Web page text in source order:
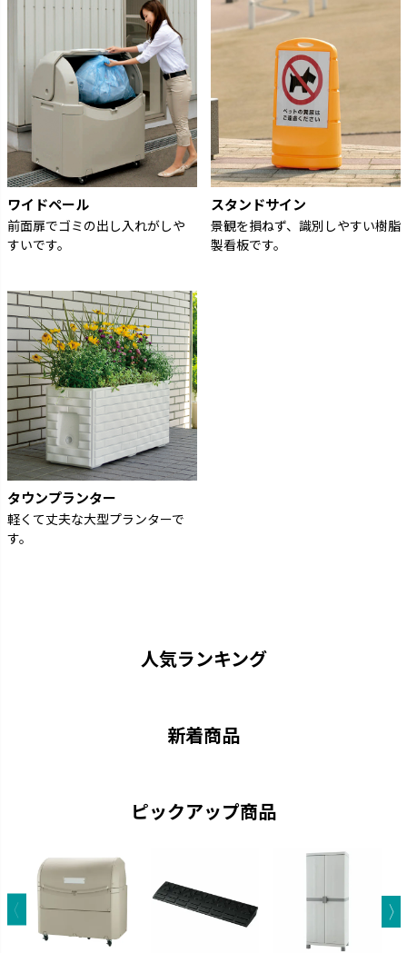
ワイドペール
前面扉でゴミの出し入れがしや
すいです。
スタンドサイン
景観を損ねず、識別しやすい樹脂
製看板です。
タウンプランター
軽くて丈夫な大型プランターで
す。
人気ランキング
新着商品
ピックアップ商品